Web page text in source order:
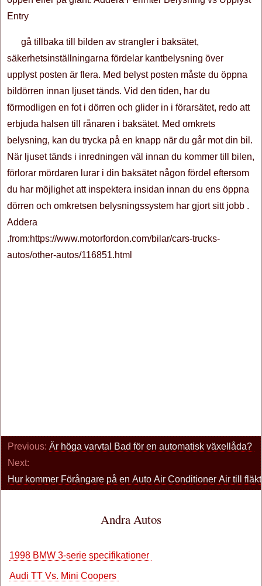
Entry
gå tillbaka till bilden av strangler i baksätet,
säkerhetsinställningarna fördelar kantbelysning över
upplyst posten är flera. Med belyst posten måste du öppna
bildörren innan ljuset tänds. Vid den tiden, har du
förmodligen en fot i dörren och glider in i förarsätet, redo att
erbjuda halsen till rånaren i baksätet. Med omkrets
belysning, kan du trycka på en knapp när du går mot din bil.
När ljuset tänds i inredningen väl innan du kommer till bilen,
förlorar mördaren lurar i din baksätet någon fördel eftersom
du har möjlighet att inspektera insidan innan du ens öppna
dörren och omkretsen belysningssystem har gjort sitt jobb .
Addera
.from:https://www.motorfordon.com/bilar/cars-trucks-
autos/other-autos/116851.html
Previous: Är höga varvtal Bad för en automatisk växellåda?
Next:
Hur kommer Förångare på en Auto Air Conditioner Air till
Andra Autos
1998 BMW 3-serie specifikationer
Audi TT Vs. Mini Coopers